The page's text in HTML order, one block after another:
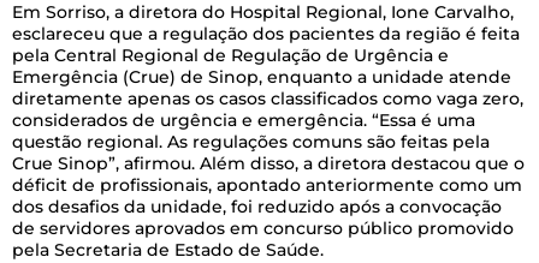
Em Sorriso, a diretora do Hospital Regional, Ione Carvalho,
esclareceu que a regulação dos pacientes da região é feita
pela Central Regional de Regulação de Urgência e
Emergência (Crue) de Sinop, enquanto a unidade atende
diretamente apenas os casos classificados como vaga zero,
considerados de urgência e emergência. “Essa é uma
questão regional. As regulações comuns são feitas pela
Crue Sinop”, afirmou. Além disso, a diretora destacou que o
déficit de profissionais, apontado anteriormente como um
dos desafios da unidade, foi reduzido após a convocação
de servidores aprovados em concurso público promovido
pela Secretaria de Estado de Saúde.